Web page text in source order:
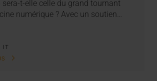
sera-t-elle celle du grand tournant
numérique ? Avec un soutien…
IT